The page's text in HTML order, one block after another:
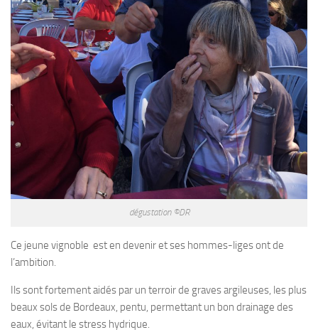
dégustation ©DR
Ce jeune vignoble est en devenir et ses hommes-liges ont de
l’ambition.
Ils sont fortement aidés par un terroir de graves argileuses, les plus
beaux sols de Bordeaux, pentu, permettant un bon drainage des
eaux, évitant le stress hydrique.